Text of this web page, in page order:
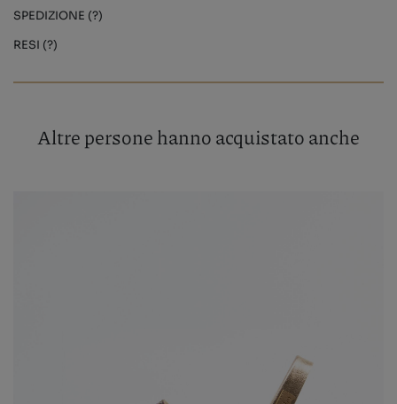
SPEDIZIONE (?)
RESI (?)
Altre persone hanno acquistato anche